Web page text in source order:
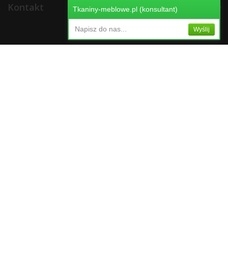
Kontakt Tkaniny-meblowe.pl (konsultant)
Napisz do nas... Wyślij